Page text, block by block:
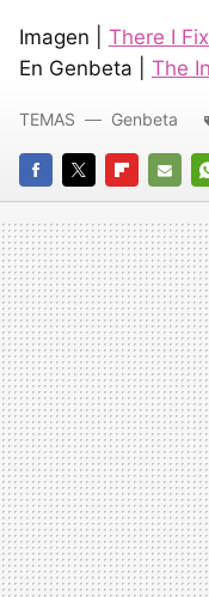
Imagen | There I
En Genbeta | The
FACEBOOK
TWITTERFLIPBOARD
E-
MAIL
TEMAS Genbeta